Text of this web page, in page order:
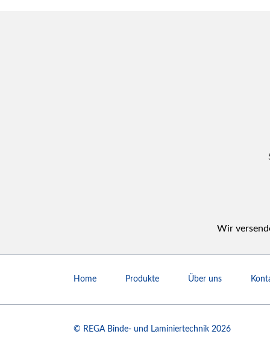
Wir
überspringen
Home Produkte Über uns
© REGA Binde- und Laminiertechnik 2026